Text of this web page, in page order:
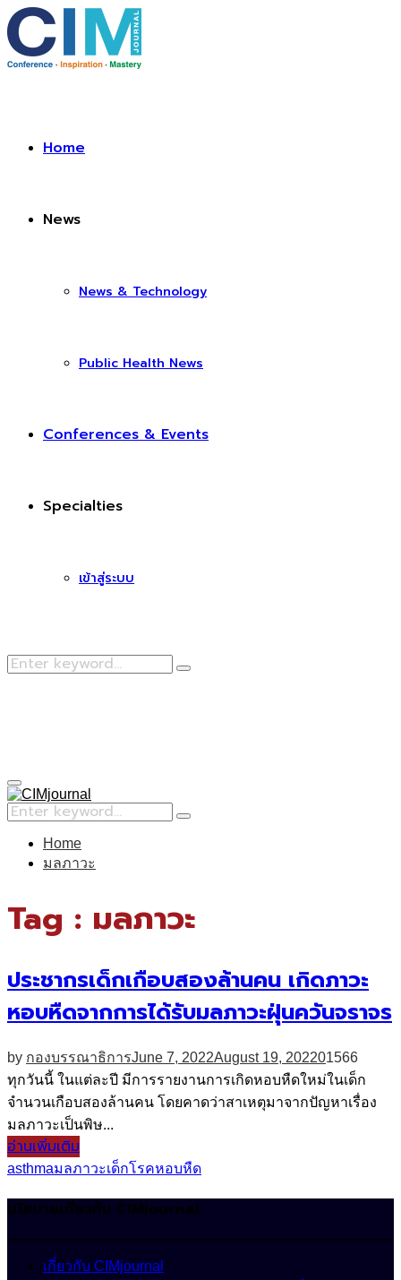
Home
News
News & Technology
Public Health News
Conferences & Events
Specialties
เข้าสู่ระบบ
Search
Search
Primary
Menu
Search
for:
Search
Home
มลภาวะ
Tag : มลภาวะ
ประชากรเด็กเกือบสองล้านคน เกิดภาวะ
หอบหืดจากการได้รับมลภาวะฝุ่นควันจราจร
by กองบรรณาธิการJune 7, 2022August 19, 202201566
ทุกวันนี้ ในแต่ละปี มีการรายงานการเกิดหอบหืดใหม่ในเด็ก
จำนวนเกือบสองล้านคน โดยคาดว่าสาเหตุมาจากปัญหาเรื่อง
มลภาวะเป็นพิษ...
อ่านเพิ่มเติม
asthmaมลภาวะเด็กโรคหอบหืด
นโยบายเกี่ยวกับ CIMjournal
เกี่ยวกับ CIMjournal